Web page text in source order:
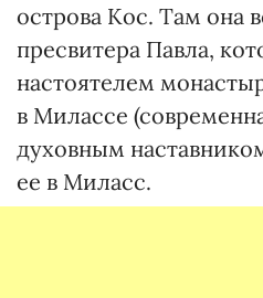
острова Кос. Там она
пресвитера Павла,
настоятелем
в Милассе
духовным
ее в Миласс.